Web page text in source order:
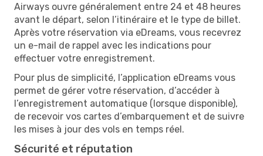
Airways ouvre généralement entre 24 et 48 heures
avant le départ, selon l’itinéraire et le type de billet.
Après votre réservation via eDreams, vous recevrez
un e-mail de rappel avec les indications pour
effectuer votre enregistrement.
Pour plus de simplicité, l’application eDreams vous
permet de gérer votre réservation, d’accéder à
l’enregistrement automatique (lorsque disponible),
de recevoir vos cartes d’embarquement et de suivre
les mises à jour des vols en temps réel.
Sécurité et réputation